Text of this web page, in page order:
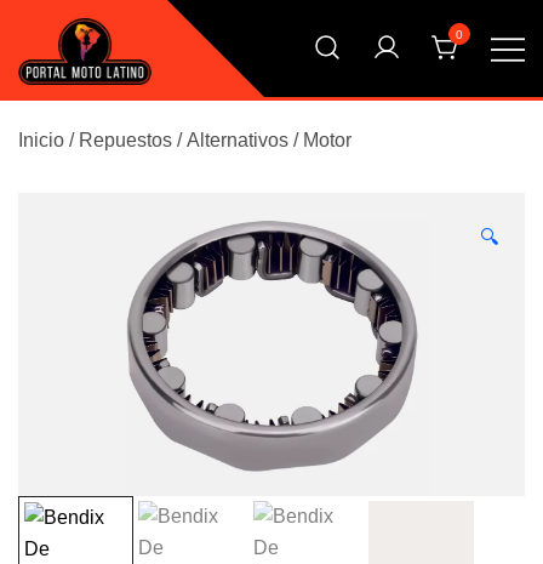
contenido
Argentina
El Primer Shopping Multi Comercios de la Moto Online
0
Inicio / Repuestos /Alternativos / Motor
🔍